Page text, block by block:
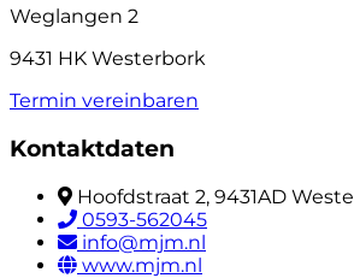
Weglangen 2
9431 HK Westerbork
Termin vereinbaren
Kontaktdaten
Hoofdstraat 2, 9431AD
0593-562045
info@mjm.nl
www.mjm.nl